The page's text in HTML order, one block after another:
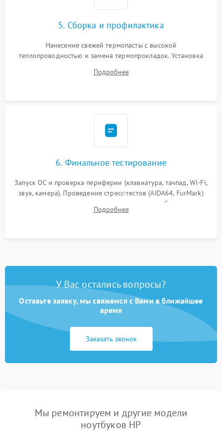
5. Сборка и профилактика
Нанесение свежей термопасты с высокой
теплопроводностью и замена термопрокладок. Установка
шлейфов, модулей памяти и накопителей. Предварительная
Подробнее
6. Финальное тестирование
Запуск ОС и проверка периферии (клавиатура, тачпад, Wi-Fi,
звук, камера). Проведение стресс-тестов (AIDA64, FurMark)
для контроля температурного режима и стабильности
системы под пиковой нагрузкой.
Подробнее
У Вас остались вопросы?
Оставьте заявку, мы свяжемся с Вами в ближайшее
время
Заказать звонок
Мы ремонтируем и другие модели
ноутбуков HP